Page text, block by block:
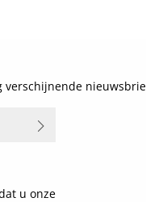
verschijnende
u onze